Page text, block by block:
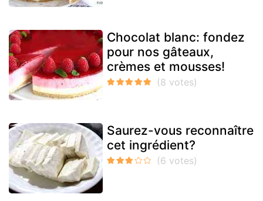
Chocolat blanc: fondez
pour nos gâteaux,
crèmes et mousses!
Saurez-vous reconnaître
cet ingrédient?